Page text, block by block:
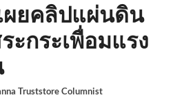
ผยคลิปแผ่นดิน
ะกระเพื่อมแรง
Truststore Columnist